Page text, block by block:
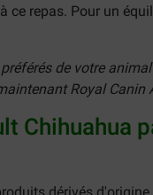
ce repas. Pour un
de votre
Royal Canin
Chihuahua